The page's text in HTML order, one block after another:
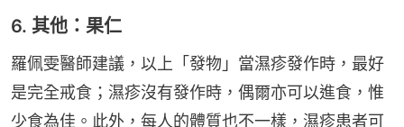
6. 其他：果仁
羅佩雯醫師建議，以上「發物」當濕疹發作時，最好
是完全戒食；濕疹沒有發作時，偶爾亦可以進食，惟
少食為佳。此外，每人的體質也不一樣，濕疹患者可